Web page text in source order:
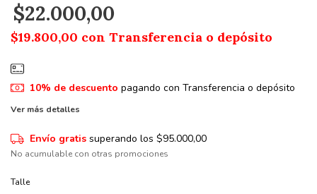
$22.000,00
$19.800,00 con Transferencia o depósito
10% de descuento pagando con Transferencia o depósito
Ver más detalles
Envío gratis superando los $95.000,00
No acumulable con otras promociones
Talle